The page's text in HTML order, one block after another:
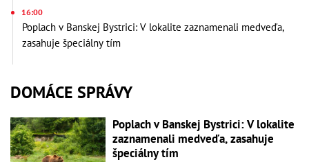
16:00
Poplach v Banskej Bystrici: V lokalite zaznamenali medveďa,
zasahuje špeciálny tím
DOMÁCE SPRÁVY
Poplach v Banskej Bystrici: V lokalite
zaznamenali medveďa, zasahuje
špeciálny tím